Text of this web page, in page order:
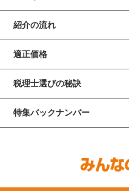
紹介の流れ
適正価格
税理士選びの秘訣
特集バックナンバー